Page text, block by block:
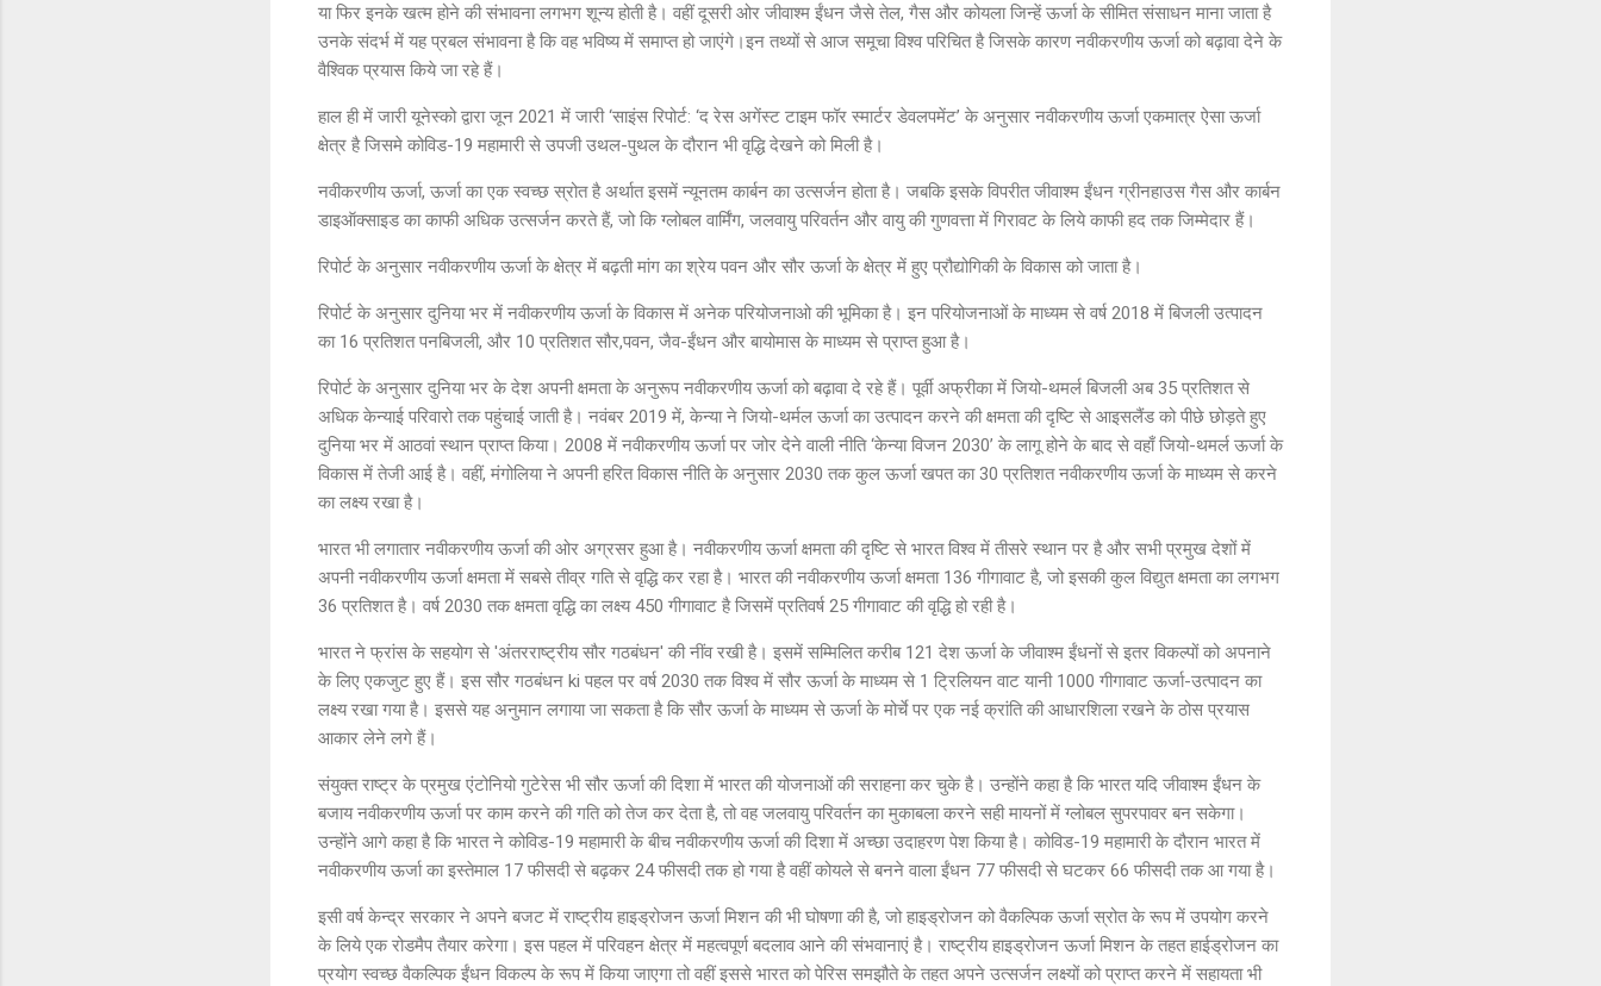
या फिर इनके खत्म होने की संभावना लगभग शून्य होती है। वहीं दूसरी ओर जीवाश्म ईंधन जैसे तेल, गैस और कोयला जिन्हें ऊर्जा के सीमित संसाधन माना जाता है
उनके संदर्भ में यह प्रबल संभावना है कि वह भविष्य में समाप्त हो जाएंगे।इन तथ्यों से आज समूचा विश्व परिचित है जिसके कारण नवीकरणीय ऊर्जा को बढ़ावा देने के
वैश्विक प्रयास किये जा रहे हैं।
हाल ही में जारी यूनेस्को द्वारा जून 2021 में जारी ‘साइंस रिपोर्ट: ‘द रेस अगेंस्ट टाइम फॉर स्मार्टर डेवलपमेंट’ के अनुसार नवीकरणीय ऊर्जा एकमात्र ऐसा ऊर्जा
क्षेत्र है जिसमे कोविड-19 महामारी से उपजी उथल-पुथल के दौरान भी वृद्धि देखने को मिली है।
नवीकरणीय ऊर्जा, ऊर्जा का एक स्वच्छ स्रोत है अर्थात इसमें न्यूनतम कार्बन का उत्सर्जन होता है। जबकि इसके विपरीत जीवाश्म ईंधन ग्रीनहाउस गैस और कार्बन
डाइऑक्साइड का काफी अधिक उत्सर्जन करते हैं, जो कि ग्लोबल वार्मिंग, जलवायु परिवर्तन और वायु की गुणवत्ता में गिरावट के लिये काफी हद तक जिम्मेदार हैं।
रिपोर्ट के अनुसार नवीकरणीय ऊर्जा के क्षेत्र में बढ़ती मांग का श्रेय पवन और सौर ऊर्जा के क्षेत्र में हुए प्रौद्योगिकी के विकास को जाता है।
रिपोर्ट के अनुसार दुनिया भर में नवीकरणीय ऊर्जा के विकास में अनेक परियोजनाओ की भूमिका है। इन परियोजनाओं के माध्यम से वर्ष 2018 में बिजली उत्पादन
का 16 प्रतिशत पनबिजली, और 10 प्रतिशत सौर,पवन, जैव-ईंधन और बायोमास के माध्यम से प्राप्त हुआ है।
रिपोर्ट के अनुसार दुनिया भर के देश अपनी क्षमता के अनुरूप नवीकरणीय ऊर्जा को बढ़ावा दे रहे हैं। पूर्वी अफ्रीका में जियो-थमर्ल बिजली अब 35 प्रतिशत से
अधिक केन्याई परिवारो तक पहुंचाई जाती है। नवंबर 2019 में, केन्या ने जियो-थर्मल ऊर्जा का उत्पादन करने की क्षमता की दृष्टि से आइसलैंड को पीछे छोड़ते हुए
दुनिया भर में आठवां स्थान प्राप्त किया। 2008 में नवीकरणीय ऊर्जा पर जोर देने वाली नीति ‘केन्या विजन 2030’ के लागू होने के बाद से वहाँ जियो-थमर्ल ऊर्जा के
विकास में तेजी आई है। वहीं, मंगोलिया ने अपनी हरित विकास नीति के अनुसार 2030 तक कुल ऊर्जा खपत का 30 प्रतिशत नवीकरणीय ऊर्जा के माध्यम से करने
का लक्ष्य रखा है।
भारत भी लगातार नवीकरणीय ऊर्जा की ओर अग्रसर हुआ है। नवीकरणीय ऊर्जा क्षमता की दृष्टि से भारत विश्व में तीसरे स्थान पर है और सभी प्रमुख देशों में
अपनी नवीकरणीय ऊर्जा क्षमता में सबसे तीव्र गति से वृद्धि कर रहा है। भारत की नवीकरणीय ऊर्जा क्षमता 136 गीगावाट है, जो इसकी कुल विद्युत क्षमता का लगभग
36 प्रतिशत है। वर्ष 2030 तक क्षमता वृद्धि का लक्ष्य 450 गीगावाट है जिसमें प्रतिवर्ष 25 गीगावाट की वृद्धि हो रही है।
भारत ने फ्रांस के सहयोग से 'अंतरराष्ट्रीय सौर गठबंधन' की नींव रखी है। इसमें सम्मिलित करीब 121 देश ऊर्जा के जीवाश्म ईंधनों से इतर विकल्पों को अपनाने
के लिए एकजुट हुए हैं। इस सौर गठबंधन ki पहल पर वर्ष 2030 तक विश्व में सौर ऊर्जा के माध्यम से 1 ट्रिलियन वाट यानी 1000 गीगावाट ऊर्जा-उत्पादन का
लक्ष्य रखा गया है। इससे यह अनुमान लगाया जा सकता है कि सौर ऊर्जा के माध्यम से ऊर्जा के मोर्चे पर एक नई क्रांति की आधारशिला रखने के ठोस प्रयास
आकार लेने लगे हैं।
संयुक्त राष्ट्र के प्रमुख एंटोनियो गुटेरेस भी सौर ऊर्जा की दिशा में भारत की योजनाओं की सराहना कर चुके है। उन्होंने कहा है कि भारत यदि जीवाश्म ईंधन के
बजाय नवीकरणीय ऊर्जा पर काम करने की गति को तेज कर देता है, तो वह जलवायु परिवर्तन का मुकाबला करने सही मायनों में ग्लोबल सुपरपावर बन सकेगा।
उन्होंने आगे कहा है कि भारत ने कोविड-19 महामारी के बीच नवीकरणीय ऊर्जा की दिशा में अच्छा उदाहरण पेश किया है। कोविड-19 महामारी के दौरान भारत में
नवीकरणीय ऊर्जा का इस्तेमाल 17 फीसदी से बढ़कर 24 फीसदी तक हो गया है वहीं कोयले से बनने वाला ईंधन 77 फीसदी से घटकर 66 फीसदी तक आ गया है।
इसी वर्ष केन्द्र सरकार ने अपने बजट में राष्ट्रीय हाइड्रोजन ऊर्जा मिशन की भी घोषणा की है, जो हाइड्रोजन को वैकल्पिक ऊर्जा स्रोत के रूप में उपयोग करने
के लिये एक रोडमैप तैयार करेगा। इस पहल में परिवहन क्षेत्र में महत्वपूर्ण बदलाव आने की संभवानाएं है। राष्ट्रीय हाइड्रोजन ऊर्जा मिशन के तहत हाईड्रोजन का
प्रयोग स्वच्छ वैकल्पिक ईंधन विकल्प के रूप में किया जाएगा तो वहीं इससे भारत को पेरिस समझौते के तहत अपने उत्सर्जन लक्ष्यों को प्राप्त करने में सहायता भी